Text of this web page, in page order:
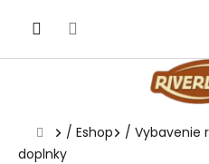
Domov
/ Eshop / Vybavenie
doplnky